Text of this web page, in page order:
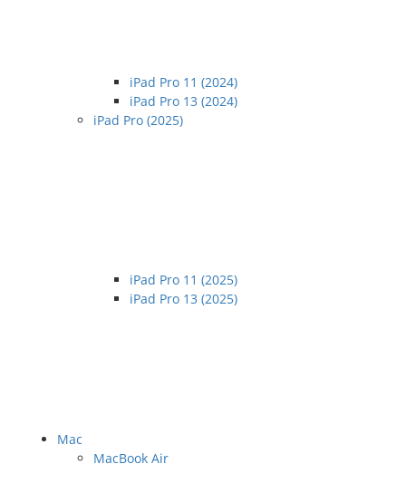
iPad Pro 11 (2024)
iPad Pro 13 (2024)
iPad Pro (2025)
iPad Pro 11 (2025)
iPad Pro 13 (2025)
Mac
MacBook Air